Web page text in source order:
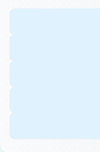
e